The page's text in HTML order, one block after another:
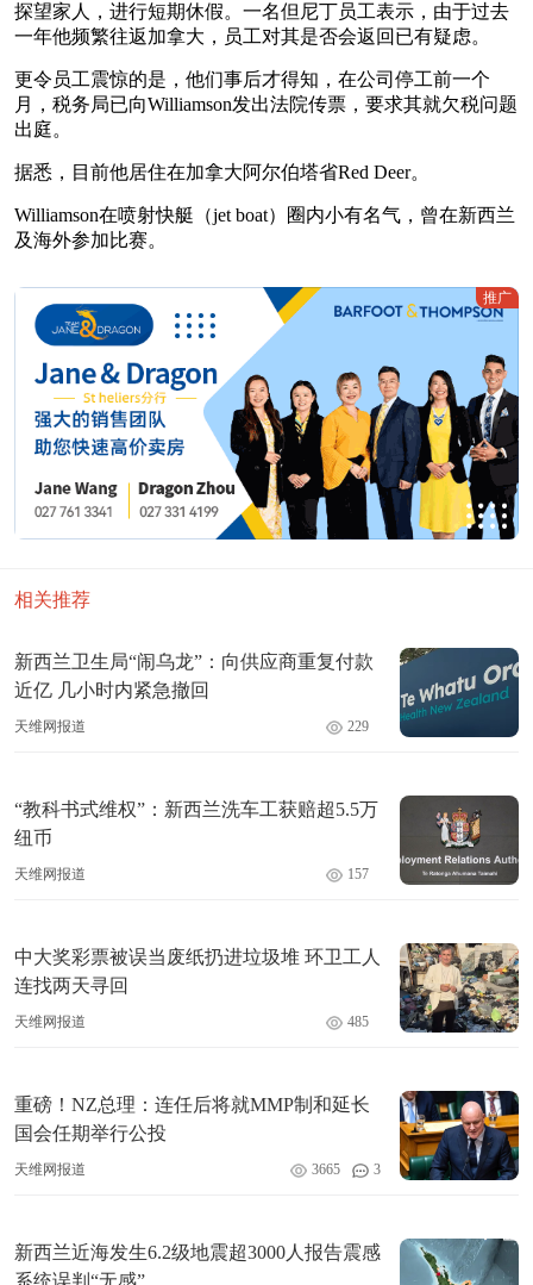
探望家人，进行短期休假。一名但尼丁员工表示，由于过去
一年他频繁往返加拿大，员工对其是否会返回已有疑虑。
更令员工震惊的是，他们事后才得知，在公司停工前一个
月，税务局已向Williamson发出法院传票，要求其就欠税问题
出庭。
据悉，目前他居住在加拿大阿尔伯塔省Red Deer。
Williamson在喷射快艇（jet boat）圈内小有名气，曾在新西兰
及海外参加比赛。
推广
相关推荐
新西兰卫生局“闹乌龙”：向供应商重复付款
近亿 几小时内紧急撤回
天维网报道 229
“教科书式维权”：新西兰洗车工获赔超5.5万
纽币
天维网报道 157
中大奖彩票被误当废纸扔进垃圾堆 环卫工人
连找两天寻回
天维网报道 485
重磅！NZ总理：连任后将就MMP制和延长
国会任期举行公投
天维网报道 3665 3
新西兰近海发生6.2级地震超3000人报告震感
系统误判“无感”